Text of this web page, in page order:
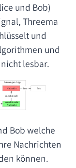
und Bob)
Threema
und
und
lesbar.
Bob welche
Nachrichten
können.